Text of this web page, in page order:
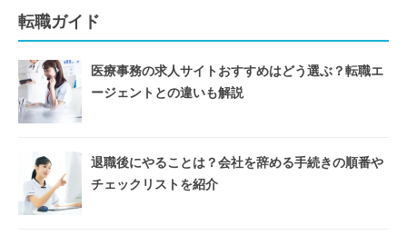
転職ガイド
医療事務の求人サイトおすすめはどう選ぶ？転職エ
ージェントとの違いも解説
退職後にやることは？会社を辞める手続きの順番や
チェックリストを紹介